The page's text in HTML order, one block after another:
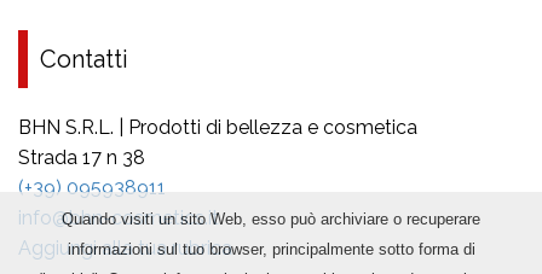
Contatti
BHN S.R.L. | Prodotti di bellezza e cosmetica
Strada 17 n 38
(+39) 095938911
info@bhn-cosmetics.it
Aggiungi alla tua rubrica
Quando visiti un sito Web, esso può archiviare o recuperare
informazioni sul tuo browser, principalmente sotto forma di